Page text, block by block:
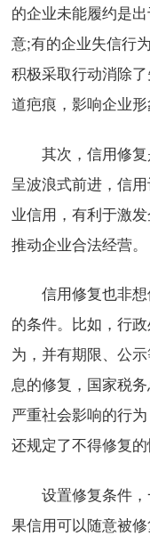
的企业未能履约是
意;有的企业失信行
积极采取行动消除
道疤痕，影响企业形
其次，信用修复
呈波浪式前进，信
业信用，有利于激
推动企业合法经营。
信用修复也非想
的条件。比如，行
为，并有期限、公
息的修复，国家税
严重社会影响的行
还规定了不得修复的
设置修复条件，
果信用可以随意被